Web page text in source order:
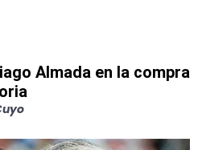
Almada en la compra